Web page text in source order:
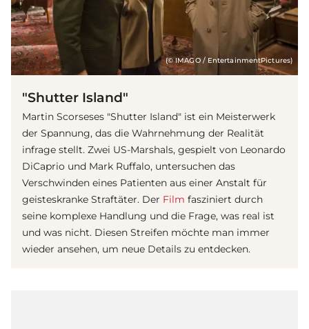
(© IMAGO / EntertainmentPictures)
"Shutter Island"
Martin Scorseses "Shutter Island" ist ein Meisterwerk
der Spannung, das die Wahrnehmung der Realität
infrage stellt. Zwei US-Marshals, gespielt von Leonardo
DiCaprio und Mark Ruffalo, untersuchen das
Verschwinden eines Patienten aus einer Anstalt für
geisteskranke Straftäter. Der Film fasziniert durch
seine komplexe Handlung und die Frage, was real ist
und was nicht. Diesen Streifen möchte man immer
wieder ansehen, um neue Details zu entdecken.